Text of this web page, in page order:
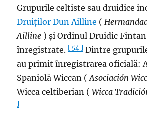
Grupurile celtiste sau druidice
Druiților Dun Ailline (
Ailline ) și Ordinul Druidic
înregistrate.[ 54 ] Dintre
au primit înregistrarea oficială:
Spaniolă Wiccan (Asociación
Wicca celtiberian (Wicca
]